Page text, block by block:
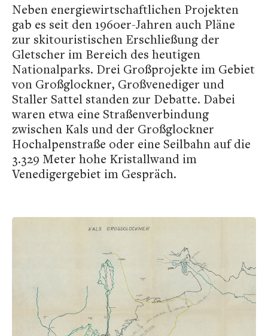
Neben energiewirtschaftlichen Projekten
gab es seit den 1960er-Jahren auch Pläne
zur skitouristischen Erschließung der
Gletscher im Bereich des heutigen
Nationalparks. Drei Großprojekte im Gebiet
von Großglockner, Großvenediger und
Staller Sattel standen zur Debatte. Dabei
waren etwa eine Straßenverbindung
zwischen Kals und der Großglockner
Hochalpenstraße oder eine Seilbahn auf die
3.329 Meter hohe Kristallwand im
Venedigergebiet im Gespräch.